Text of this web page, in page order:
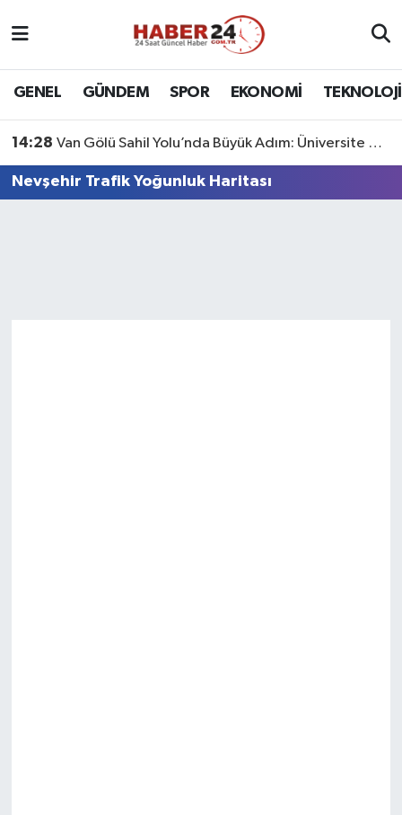
GENEL GÜNDEM SPOR EKONOMİ TEKNOLOJİ
14:28 Van Gölü Sahil Yolu’nda Büyük Adım: Üniversite Bağlantı Etabı Tamamlandı
Nevşehir Trafik Yoğunluk Haritası
Nöbetçi Eczaneler